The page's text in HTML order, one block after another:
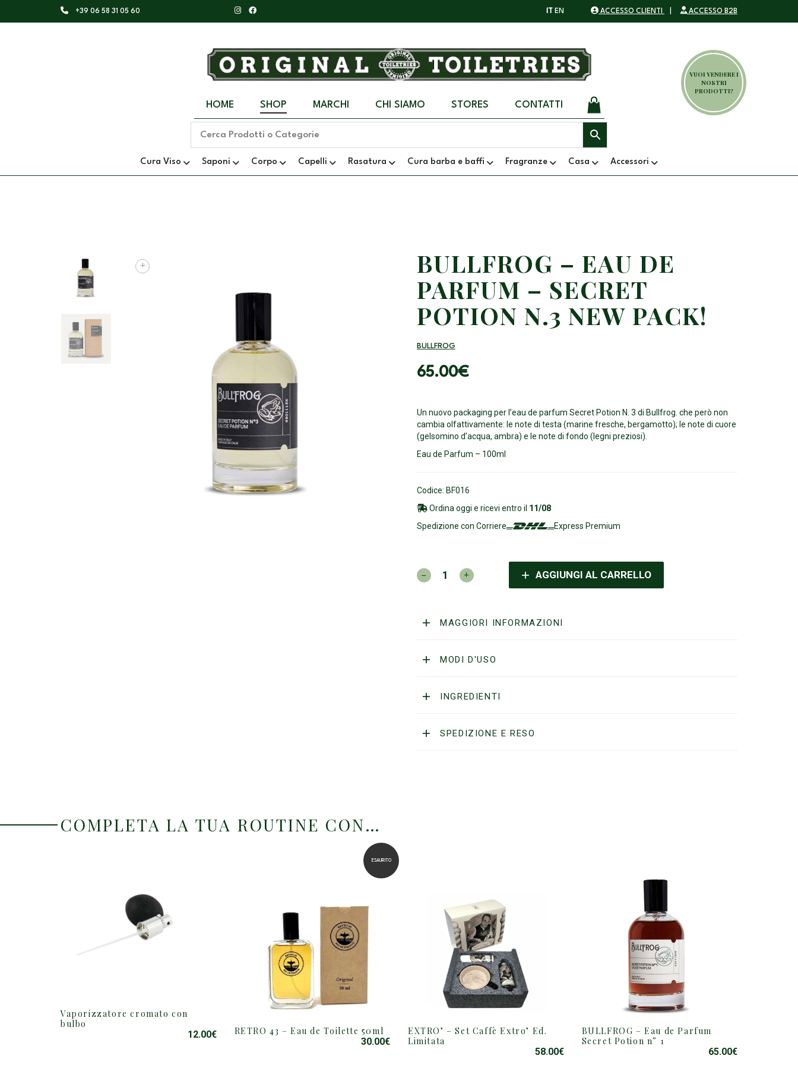
+39 06 58 31 05 60 IT EN ACCESSO CLIENTI ACCESSO B2B
HOME SHOP MARCHI CHI SIAMO STORES CONTATTI
Cura Viso Saponi Corpo Capelli Rasatura Cura barba e baffi Fragranze Casa Accessori
VUOI VENDERE I
NOSTRI
PRODOTTI?
+
BULLFROG – EAU DE
PARFUM – SECRET
POTION N.3 NEW PACK!
BULLFROG
Un nuovo packaging per l’eau de parfum Secret Potion N. 3 di Bullfrog. che però non
cambia olfattivamente: le note di testa (marine fresche, bergamotto); le note di cuore
(gelsomino d’acqua, ambra) e le note di fondo (legni preziosi).
Eau de Parfum – 100ml
Codice: BF016
Ordina oggi e ricevi entro il 11/08
Spedizione con Corriere
Express Premium
65.00€
BULLFROG
Parfum
Potion
pack!
AGGIUNGI AL CARRELLO
MAGGIORI INFORMAZIONI
MODI D'USO
INGREDIENTI
SPEDIZIONE E RESO
COMPLETA LA TUA ROUTINE CON…
Vaporizzatore cromato con
bulbo
QUESTO
PRODOTTO
12.00€
ESAURITO
RETRO 43 – Eau de Toilette 50ml
30.00€
EXTRO’ – Set Caffè Extro’ Ed.
Limitata
58.00€
BULLFROG – Eau de Parfum
Secret Potion n° 1
65.00€